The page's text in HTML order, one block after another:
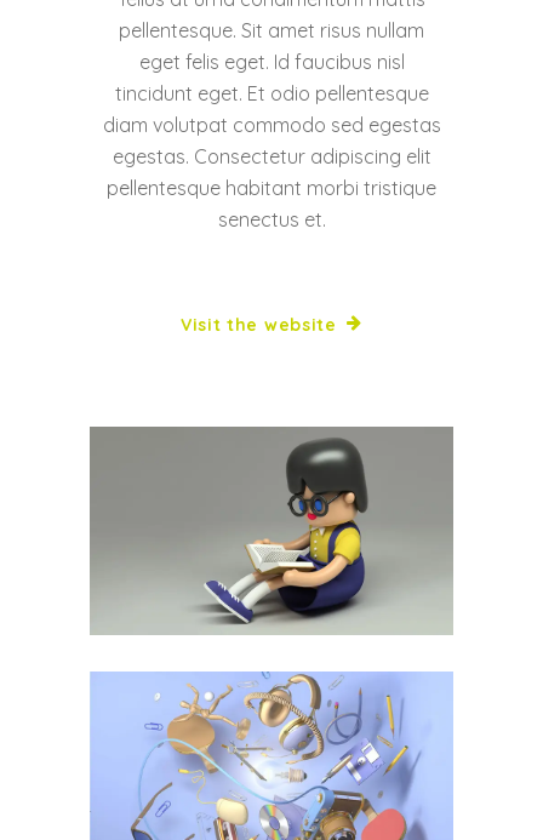
pellentesque. Sit amet risus nullam
eget felis eget. Id faucibus nisl
tincidunt eget. Et odio pellentesque
diam volutpat commodo sed egestas
egestas. Consectetur adipiscing elit
pellentesque habitant morbi tristique
senectus et.
Visit the website